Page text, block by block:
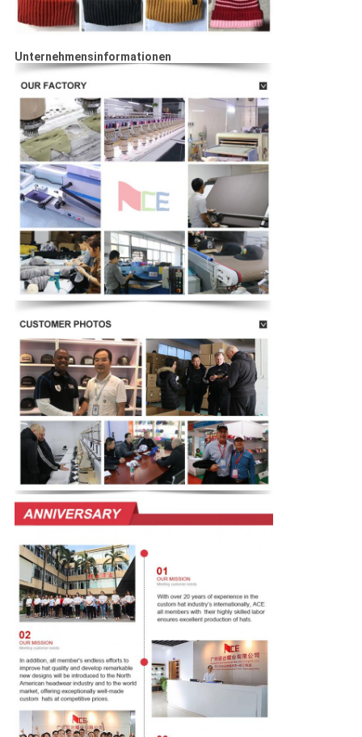
Unternehmensinformationen